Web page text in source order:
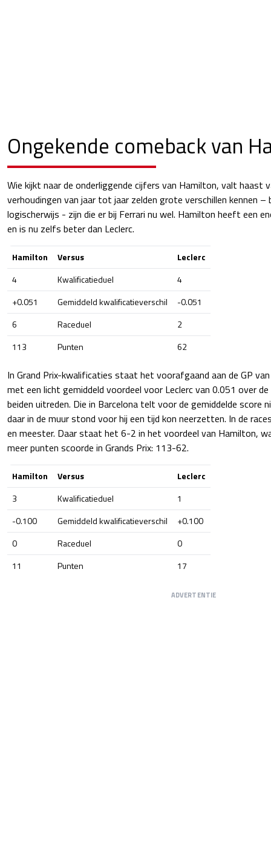
Ongekende comeback van
Wie kijkt naar de onderliggende cijfers van Hamilton, valt haast
verhoudingen van jaar tot jaar zelden grote verschillen kennen
logischerwijs - zijn die er bij Ferrari nu wel. Hamilton heeft een
en is nu zelfs beter dan Leclerc.
Hamilton Versus
Leclerc
4
Kwalificatieduel
4
+0.051
Gemiddeld kwalificatieverschil
-0.051
6
Raceduel
2
113
Punten 62
In Grand Prix-kwalificaties staat het voorafgaand aan de GP
met een licht gemiddeld voordeel voor Leclerc van 0.051 over
beiden uitreden. Die in Barcelona telt voor de gemiddelde score
daar in de muur stond voor hij een tijd kon neerzetten. In de
en meester. Daar staat het 6-2 in het voordeel van Hamilton,
meer punten scoorde in Grands Prix: 113-62.
Hamilton Versus
Leclerc
3
Kwalificatieduel
1
-0.100
Gemiddeld kwalificatieverschil
+0.100
0
Raceduel
0
11
Punten 17
ADVERTENTIE